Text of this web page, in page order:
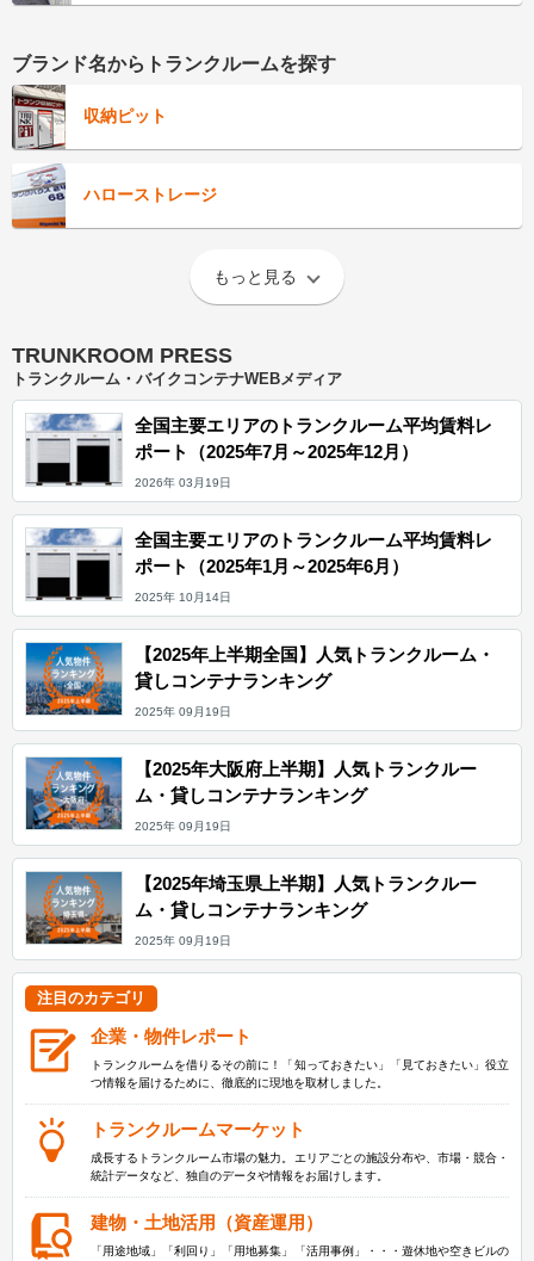
ブランド名からトランクルームを探す
収納ピット
ハローストレージ
もっと見る
TRUNKROOM PRESS
トランクルーム・バイクコンテナWEBメディア
全国主要エリアのトランクルーム平均賃料レ
ポート（2025年7月～2025年12月）
2026年 03月19日
全国主要エリアのトランクルーム平均賃料レ
ポート（2025年1月～2025年6月）
2025年 10月14日
【2025年上半期全国】人気トランクルーム・
貸しコンテナランキング
2025年 09月19日
【2025年大阪府上半期】人気トランクルー
ム・貸しコンテナランキング
2025年 09月19日
【2025年埼玉県上半期】人気トランクルー
ム・貸しコンテナランキング
2025年 09月19日
注目のカテゴリ
企業・物件レポート
トランクルームを借りるその前に！「知っておきたい」「見ておきたい」役立
つ情報を届けるために、徹底的に現地を取材しました。
トランクルームマーケット
成長するトランクルーム市場の魅力。エリアごとの施設分布や、市場・競合・
統計データなど、独自のデータや情報をお届けします。
建物・土地活用（資産運用）
「用途地域」「利回り」「用地募集」「活用事例」・・・遊休地や空きビルの